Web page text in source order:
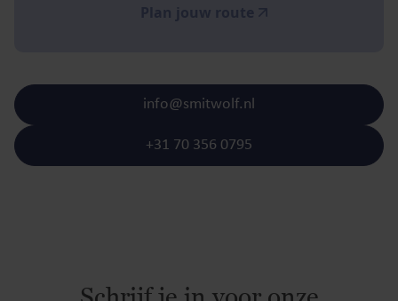
+31 70 356 0795
info@smitwolf.nl